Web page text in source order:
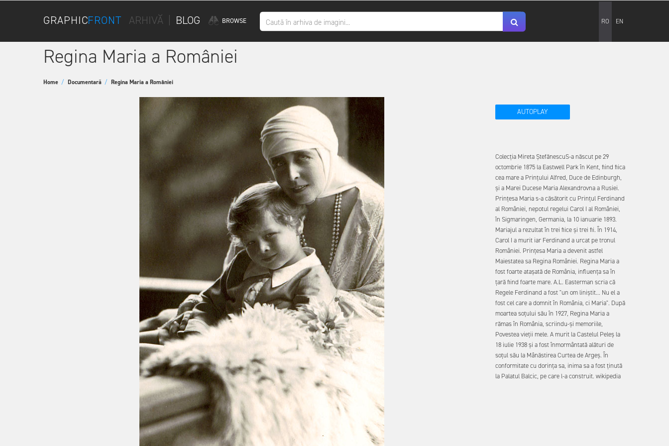
GRAPHICFRONT ARHIVĂ BLOG BROWSE RO EN
Regina Maria a României
Home / Documentară / Regina Maria a României
AUTOPLAY
Colecția Mireta ȘtefănescuS-a născut pe 29
octombrie 1875 la Eastwell Park în Kent, fiind fiica
cea mare a Prinţului Alfred, Duce de Edinburgh,
şi a Marei Ducese Maria Alexandrovna a Rusiei.
Prințesa Maria s-a căsătorit cu Prinţul Ferdinand
al României, nepotul regelui Carol I al României,
în Sigmaringen, Germania, la 10 ianuarie 1893.
Mariajul a rezultat în trei fiice şi trei fii. În 1914,
Carol I a murit iar Ferdinand a urcat pe tronul
României. Prințesa Maria a devenit astfel
Maiestatea sa Regina României. Regina Maria a
fost foarte atașată de România, influenţa sa în
ţară fiind foarte mare. A.L. Easterman scria că
Regele Ferdinand a fost "un om liniştit... Nu el a
fost cel care a domnit în România, ci Maria". După
moartea soţului său în 1927, Regina Maria a
rămas în România, scriindu-și memoriile,
Povestea vieţii mele. A murit la Castelul Peleş la
18 iulie 1938 şi a fost înmormântată alături de
soţul său la Mânăstirea Curtea de Argeş. În
conformitate cu dorința sa, inima sa a fost ținută
la Palatul Balcic, pe care l-a construit. wikipedia